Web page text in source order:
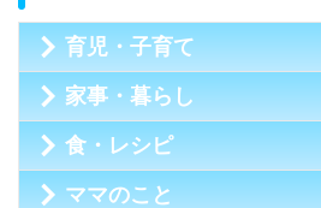
育児・子育て
家事・暮らし
食・レシピ
ママのこと